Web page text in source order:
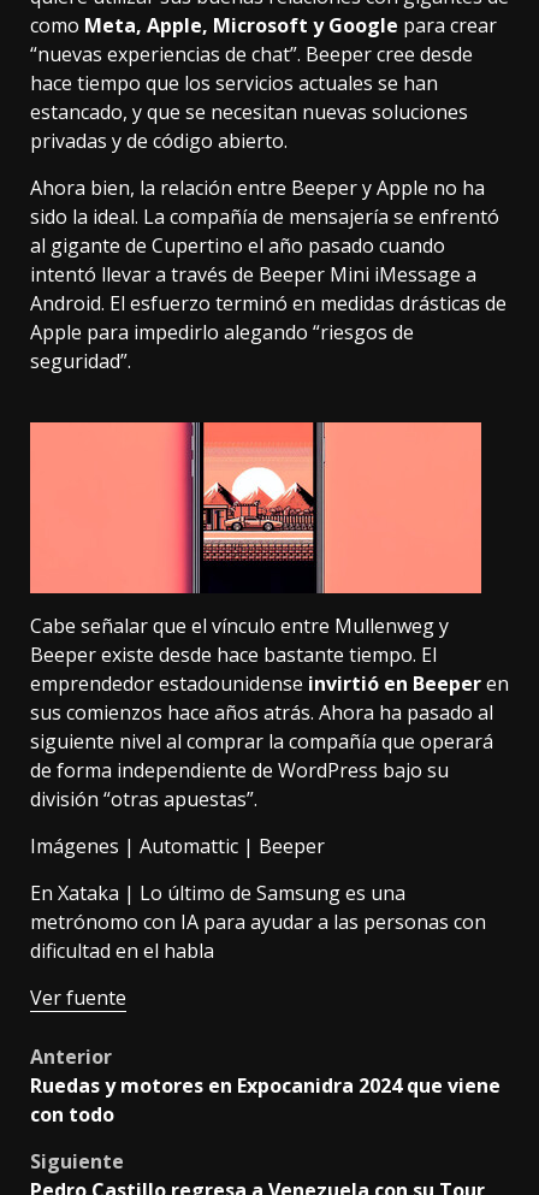
como Meta, Apple, Microsoft y Google para crear
“nuevas experiencias de chat”. Beeper cree desde
hace tiempo que los servicios actuales se han
estancado, y que se necesitan nuevas soluciones
privadas y de código abierto.
Ahora bien, la relación entre Beeper y Apple no ha
sido la ideal. La compañía de mensajería se enfrentó
al gigante de Cupertino el año pasado cuando
intentó llevara través de Beeper Mini iMessage a
Android. El esfuerzo terminó en medidas drásticas de
Apple para impedirlo alegando “riesgos de
seguridad”.
Cabe señalar que el vínculo entre Mullenweg y
Beeper existe desde hace bastante tiempo. El
emprendedor estadounidense invirtió en Beeperen
sus comienzos hace años atrás. Ahora ha pasado al
siguiente nivel al comprar la compañía que operará
de forma independiente de WordPress bajo su
división “otras apuestas”.
Imágenes | Automattic | Beeper
En Xataka | Lo último de Samsung es una
metrónomo con IA para ayudar a las personas con
dificultad en el habla
Ver fuente
Post
navigation
Anterior
Ruedas y motores en Expocanidra 2024 que viene
con todo
Siguiente